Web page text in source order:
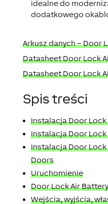
idealne do
dodatkowego
Arkusz danych – Door
Datasheet Door Lock
Datasheet Door Lock
Spis treści
Instalacja Door Lock
Instalacja Door Lock
Instalacja Door
Doors
Uruchomienie
Door Lock Air
Wejścia, wyjścia,